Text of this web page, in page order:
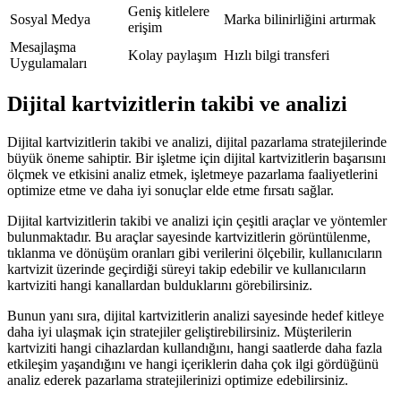
Sosyal Medya
Geniş kitlelere
erişim
Marka bilinirliğini artırmak
Mesajlaşma
Uygulamaları
Kolay paylaşım Hızlı bilgi transferi
Dijital kartvizitlerin takibi ve analizi
Dijital kartvizitlerin takibi ve analizi, dijital pazarlama stratejilerinde
büyük öneme sahiptir. Bir işletme için dijital kartvizitlerin başarısını
ölçmek ve etkisini analiz etmek, işletmeye pazarlama faaliyetlerini
optimize etme ve daha iyi sonuçlar elde etme fırsatı sağlar.
Dijital kartvizitlerin takibi ve analizi için çeşitli araçlar ve yöntemler
bulunmaktadır. Bu araçlar sayesinde kartvizitlerin görüntülenme,
tıklanma ve dönüşüm oranları gibi verilerini ölçebilir, kullanıcıların
kartvizit üzerinde geçirdiği süreyi takip edebilir ve kullanıcıların
kartviziti hangi kanallardan bulduklarını görebilirsiniz.
Bunun yanı sıra, dijital kartvizitlerin analizi sayesinde hedef kitleye
daha iyi ulaşmak için stratejiler geliştirebilirsiniz. Müşterilerin
kartviziti hangi cihazlardan kullandığını, hangi saatlerde daha fazla
etkileşim yaşandığını ve hangi içeriklerin daha çok ilgi gördüğünü
analiz ederek pazarlama stratejilerinizi optimize edebilirsiniz.